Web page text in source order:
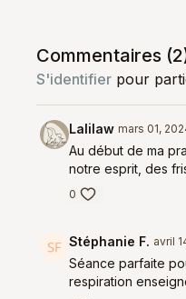
Commentaires (2
S'identifier pour
Lalilaw mars 01,
Au début de ma
notre esprit, des
0
Stéphanie F. avril
Séance parfaite
respiration